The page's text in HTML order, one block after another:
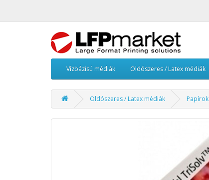
Vízbázisú médiák Oldószeres / Latex médiák
Oldószeres / Latex médiák Papírok